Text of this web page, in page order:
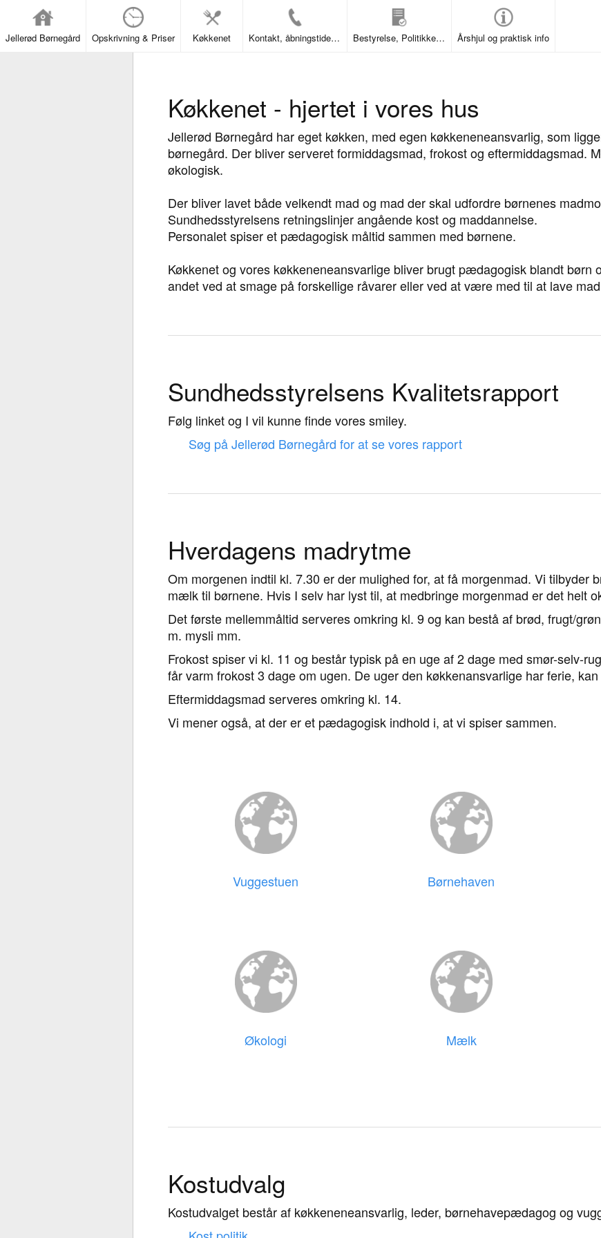
Jellerød Børnegård Opskrivning & Priser Køkkenet Kontakt, åbningstider og lukkedage Bestyrelse, Politikker & Rapporter Årshjul og praktisk info
Køkkenet - hjertet i vores hus
Jellerød Børnegård har eget køkken, med egen køkkeneneansvarlig, som
børnegård. Der bliver serveret formiddagsmad, frokost og eftermiddagsmad.
økologisk.
Der bliver lavet både velkendt mad og mad der skal udfordre børnenes
Sundhedsstyrelsens retningslinjer angående kost og maddannelse.
Personalet spiser et pædagogisk måltid sammen med børnene.
Køkkenet og vores køkkeneneansvarlige bliver brugt pædagogisk blandt børn
andet ved at smage på forskellige råvarer eller ved at være med til at lave
Sundhedsstyrelsens Kvalitetsrapport
Følg linket og I vil kunne finde vores smiley.
Søg på Jellerød Børnegård for at se vores rapport
Hverdagens madrytme
Om morgenen indtil kl. 7.30 er der mulighed for, at få morgenmad. Vi tilbyder
mælk til børnene. Hvis I selv har lyst til, at medbringe morgenmad er det helt
Det første mellemmåltid serveres omkring kl. 9 og kan bestå af brød, frugt/
m. mysli mm.
Frokost spiser vi kl. 11 og består typisk på en uge af 2 dage med smør-selv-
får varm frokost 3 dage om ugen. De uger den køkkenansvarlige har ferie,
Eftermiddagsmad serveres omkring kl. 14.
Vi mener også, at der er et pædagogisk indhold i, at vi spiser sammen.
Vuggestuen Børnehaven
Økologi Mælk
Kostudvalg
Kostudvalget består af køkkeneneansvarlig, leder, børnehavepædagog og